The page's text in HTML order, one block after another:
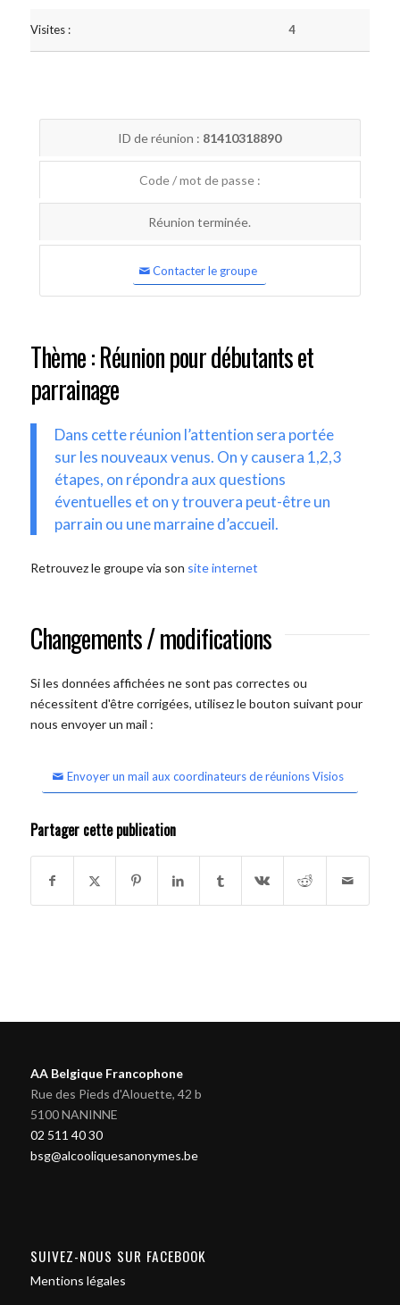
Visites : 4
ID de réunion : 81410318890
Code / mot de passe :
Réunion terminée.
Contacter le groupe
Thème : Réunion pour débutants et
parrainage
Dans cette réunion l’attention sera portée
sur les nouveaux venus. On y causera 1,2,3
étapes, on répondra aux questions
éventuelles et on y trouvera peut-être un
parrain ou une marraine d’accueil.
Retrouvez le groupe via son site internet
Changements / modifications
Si les données affichées ne sont pas correctes ou
nécessitent d'être corrigées, utilisez le bouton suivant pour
nous envoyer un mail :
Envoyer un mail aux coordinateurs de réunions Visios
Partager cette publication
AA Belgique Francophone
Rue des Pieds d'Alouette, 42 b
5100 NANINNE
02 511 40 30
bsg@alcooliquesanonymes.be
SUIVEZ-NOUS SUR FACEBOOK
Mentions légales